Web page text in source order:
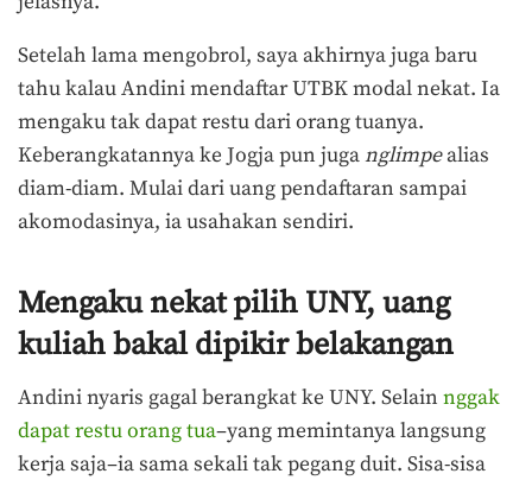
Setelah lama mengobrol, saya akhirnya juga baru
tahu kalau Andini mendaftar UTBK modal nekat. Ia
mengaku tak dapat restu dari orang tuanya.
Keberangkatannya ke Jogja pun juganglimpealias
diam-diam. Mulai dari uang pendaftaran sampai
akomodasinya, ia usahakan sendiri.
Mengaku nekat pilih UNY, uang
kuliah bakal dipikir belakangan
Andini nyaris gagal berangkat ke UNY. Selain nggak
dapat restu orang tua–yang memintanya langsung
kerja saja–ia sama sekali tak pegang duit. Sisa-sisa